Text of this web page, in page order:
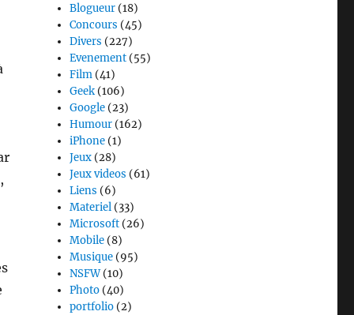
Blogueur (18)
Concours (45)
Divers (227)
Evenement (55)
Film (41)
Geek (106)
Google (23)
Humour (162)
iPhone (1)
Jeux (28)
Jeux videos (61)
Liens (6)
Materiel (33)
Microsoft (26)
Mobile (8)
Musique (95)
NSFW(10)
Photo (40)
portfolio (2)